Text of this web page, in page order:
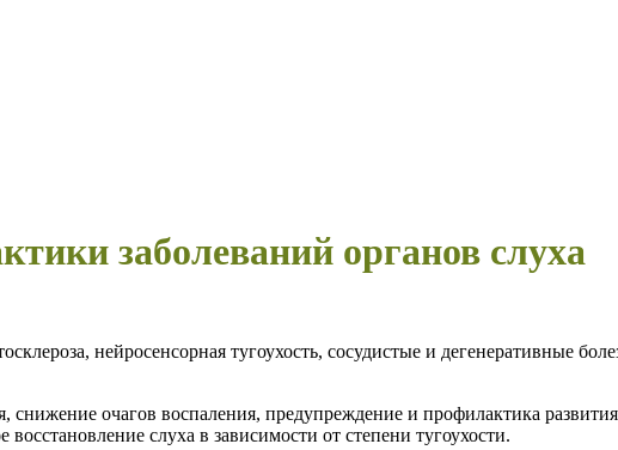
заболеваний органов слуха
нейросенсорная тугоухость, сосудистые и дегенеративные
снижение очагов воспаления, предупреждение и профилактика
слуха в зависимости от степени тугоухости.